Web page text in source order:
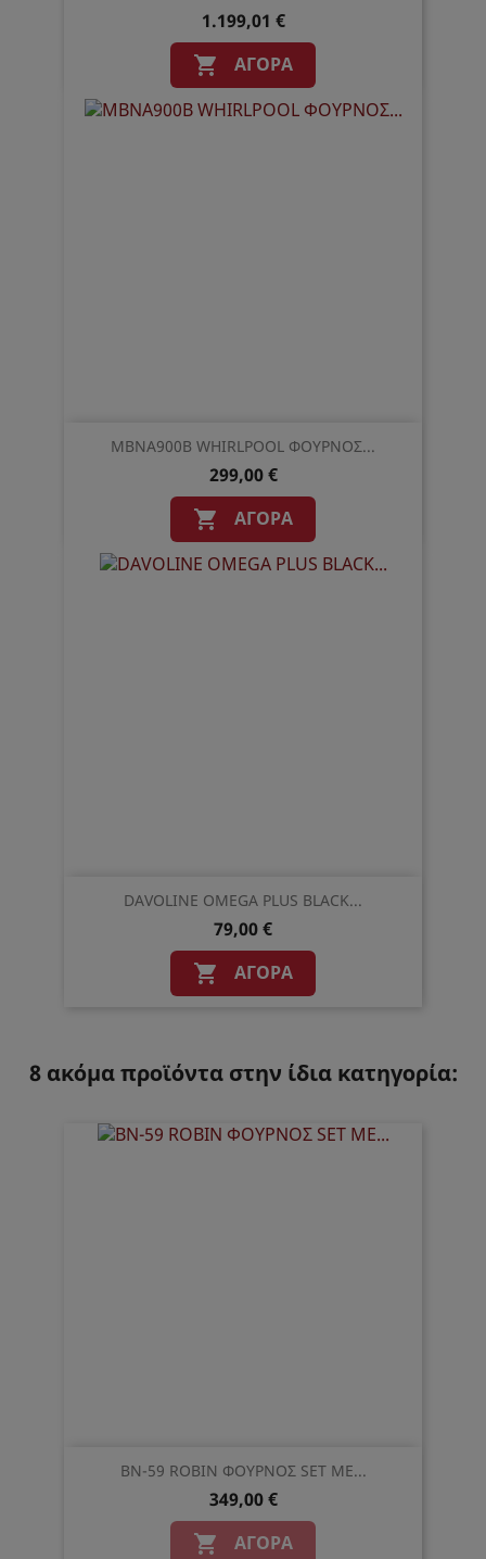
1.199,01 €
 ΑΓΟΡΆ
MBNA900B WHIRLPOOL ΦΟΥΡΝΟΣ...
299,00 €
 ΑΓΟΡΆ
DAVOLINE OMEGA PLUS BLACK...
79,00 €
 ΑΓΟΡΆ
8 ακόμα προϊόντα στην ίδια κατηγορία:
BN-59 ROBIN ΦΟΥΡΝΟΣ SET ME...
349,00 €
 ΑΓΟΡΆ